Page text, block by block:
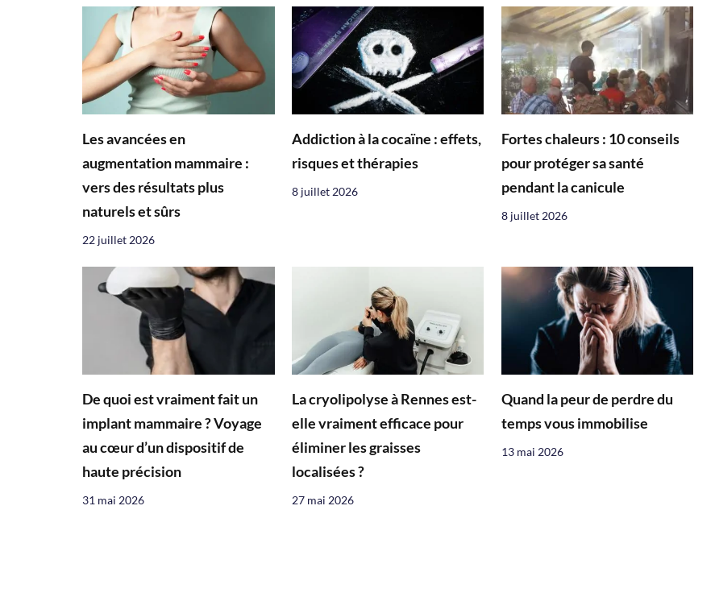
Les avancées en
augmentation mammaire :
vers des résultats plus
naturels et sûrs
22 juillet 2026
Addiction à la cocaïne : effets,
risques et thérapies
8 juillet 2026
Fortes chaleurs : 10 conseils
pour protéger sa santé
pendant la canicule
8 juillet 2026
De quoi est vraiment fait un
implant mammaire ? Voyage
au cœur d’un dispositif de
haute précision
31 mai 2026
La cryolipolyse à Rennes est-
elle vraiment efficace pour
éliminer les graisses
localisées ?
27 mai 2026
Quand la peur de perdre du
temps vous immobilise
13 mai 2026